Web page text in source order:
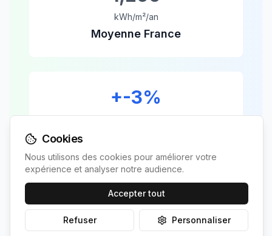
kWh/m²/an
Moyenne France
+-3%
vs moyenne
Berviller-en-Mosellebénéficie d'un avantage
% par rapport à la moyenne nationale,
ce qui se traduit par une production
supérieure et un retour sur investissement
Cookies
Nous utilisons des cookies pour améliorer votre
expérience et analyser notre audience.
Accepter tout
Refuser Personnaliser